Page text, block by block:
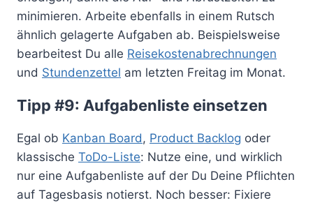
minimieren. Arbeite ebenfalls in einem Rutsch
ähnlich gelagerte Aufgaben ab. Beispielsweise
bearbeitest Du alle Reisekostenabrechnungen
und Stundenzettel am letzten Freitag im Monat.
Tipp #9: Aufgabenliste einsetzen
Egal ob Kanban Board , Product Backlog oder
klassische ToDo-Liste: Nutze eine, und wirklich
nur eine Aufgabenliste auf der Du Deine Pflichten
auf Tagesbasis notierst. Noch besser: Fixiere